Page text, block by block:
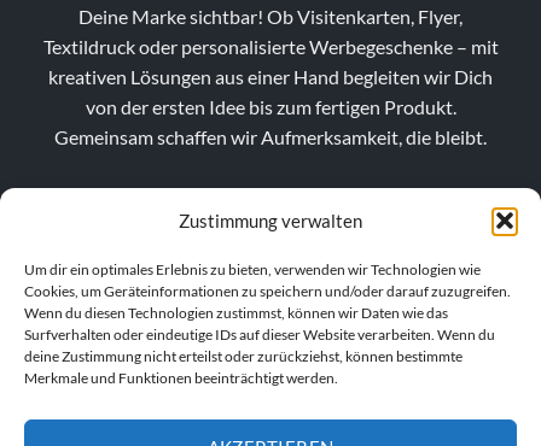
Zustimmung verwalten
Um dir ein optimales Erlebnis zu bieten, verwenden wir Technologien wie
Cookies, um Geräteinformationen zu speichern und/oder darauf zuzugreifen.
Wenn du diesen Technologien zustimmst, können wir Daten wie das
Surfverhalten oder eindeutige IDs auf dieser Website verarbeiten. Wenn du
deine Zustimmung nicht erteilst oder zurückziehst, können bestimmte
Merkmale und Funktionen beeinträchtigt werden.
Deine Marke sichtbar! Ob Visitenkarten, Flyer,
Textildruck oder personalisierte Werbegeschenke – mit
kreativen Lösungen aus einer Hand begleiten wir Dich
von der ersten Idee bis zum fertigen Produkt.
Gemeinsam schaffen wir Aufmerksamkeit, die bleibt.